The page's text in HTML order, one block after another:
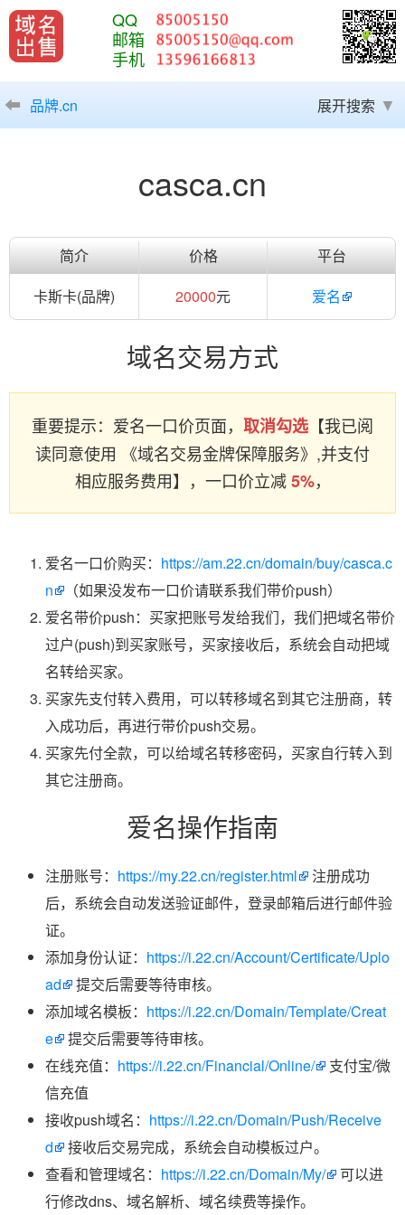
QQ
邮箱
手机
品牌.cn 展开搜索
casca.cn
简介 价格
平台
卡斯卡(品牌)
20000元 爱名
域名交易方式
重要提示：爱名一口价页面， 取消勾选 【我已阅
读同意使用 《域名交易金牌保障服务》,并支付
相应服务费用】，一口价立减5%，
爱名一口价购买： https://am.22.cn/domain/buy/casca.c
n
（如果没发布一口价请联系我们带价push）
爱名带价push：买家把账号发给我们，我们把域名带价
过户(push)到买家账号，买家接收后，系统会自动把域
名转给买家。
买家先支付转入费用，可以转移域名到其它注册商，转
入成功后，再进行带价push交易。
买家先付全款，可以给域名转移密码，买家自行转入到
其它注册商。
爱名操作指南
注册账号： https://my.22.cn/register.html
注册成功
后，系统会自动发送验证邮件，登录邮箱后进行邮件验
证。
添加身份认证： https://i.22.cn/Account/Certificate/Uplo
ad
提交后需要等待审核。
添加域名模板： https://i.22.cn/Domain/Template/Creat
e
提交后需要等待审核。
在线充值： https://i.22.cn/Financial/Online/
支付宝/微
信充值
接收push域名： https://i.22.cn/Domain/Push/Receive
d
接收后交易完成，系统会自动模板过户。
查看和管理域名： https://i.22.cn/Domain/My/
可以进
行修改dns、域名解析、域名续费等操作。